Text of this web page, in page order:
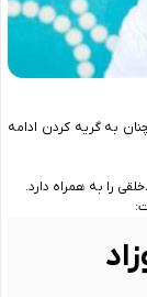
به گریه کردن ادامه
را به همراه دارد.